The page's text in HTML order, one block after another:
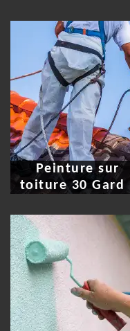
Peinture sur
toiture 30 Gard